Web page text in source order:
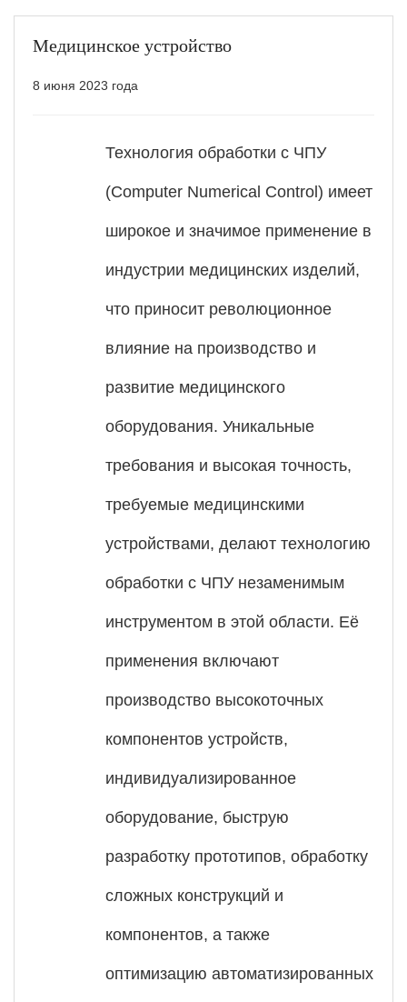
Медицинское устройство
8 июня 2023 года
Технология обработки с ЧПУ
(Computer Numerical Control) имеет
широкое и значимое применение в
индустрии медицинских изделий,
что приносит революционное
влияние на производство и
развитие медицинского
оборудования. Уникальные
требования и высокая точность,
требуемые медицинскими
устройствами, делают технологию
обработки с ЧПУ незаменимым
инструментом в этой области. Её
применения включают
производство высокоточных
компонентов устройств,
индивидуализированное
оборудование, быструю
разработку прототипов, обработку
сложных конструкций и
компонентов, а также
оптимизацию автоматизированных